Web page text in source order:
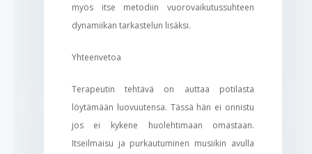
myös itse metodiin vuorovaikutussuhteen
dynamiikan tarkastelun lisäksi.
Yhteenvetoa
Terapeutin tehtävä on auttaa potilasta
löytämään luovuutensa. Tässä hän ei onnistu
jos ei kykene huolehtimaan omastaan.
Itseilmaisu ja purkautuminen musiikin avulla